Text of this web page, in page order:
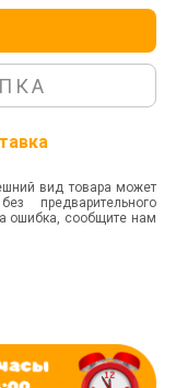
вид товара может
предварительного
ошибка, сообщите нам